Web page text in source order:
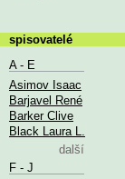
spisovatelé
A - E
Asimov Isaac
Barjavel René
Barker Clive
Black Laura L.
další
F - J